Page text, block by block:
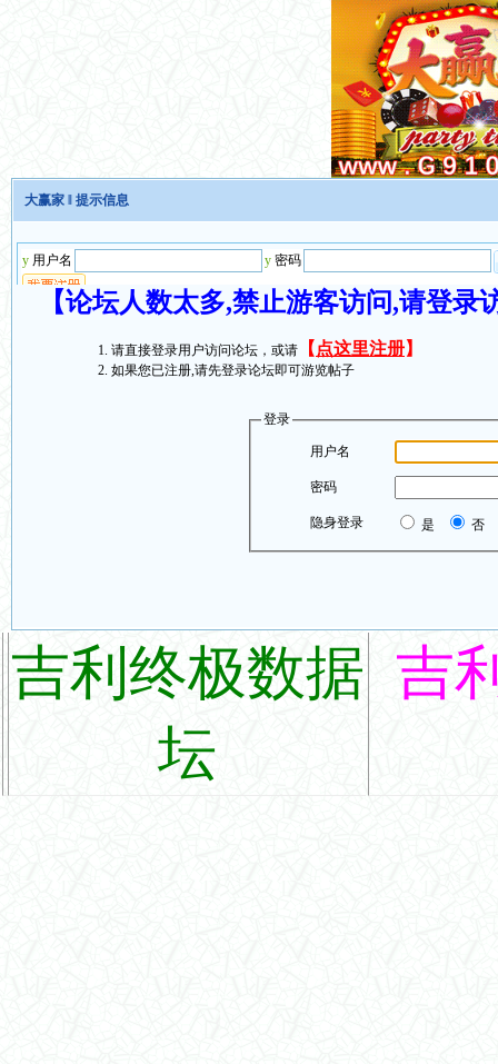
大赢家 ‖ 提示信息
【论坛人数太多,禁止游客访问,请登
请直接登录用户访问论坛，或请 【 点这里注册】
如果您已注册,请先登录论坛即可游览帖子
登录
用户名
密码
隐身登录 是 否
吉利终极数据
坛
吉